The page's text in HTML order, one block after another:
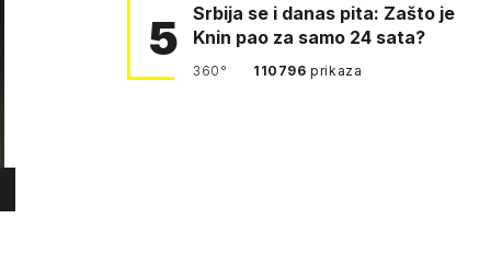
5
Srbija se i danas pita: Zašto je
Knin pao za samo 24 sata?
360° 110796prikaza